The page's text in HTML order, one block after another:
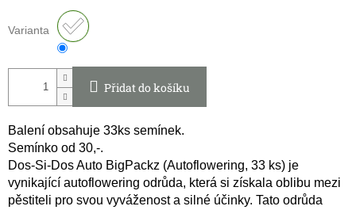
cena:
Varianta
Přidat do košíku
Balení obsahuje 33ks semínek.
Semínko od 30,-.
Dos-Si-Dos Auto BigPackz (Autoflowering, 33 ks) je
vynikající autoflowering odrůda, která si získala oblibu mezi
pěstiteli pro svou vyváženost a silné účinky. Tato odrůda